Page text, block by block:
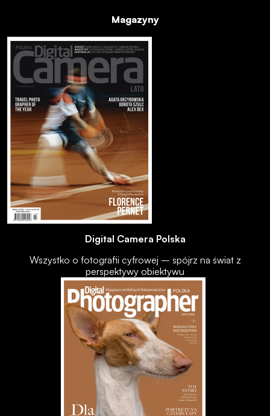
Magazyny
Digital Camera Polska
Wszystko o fotografii cyfrowej – spójrz na świat z
perspektywy obiektywu